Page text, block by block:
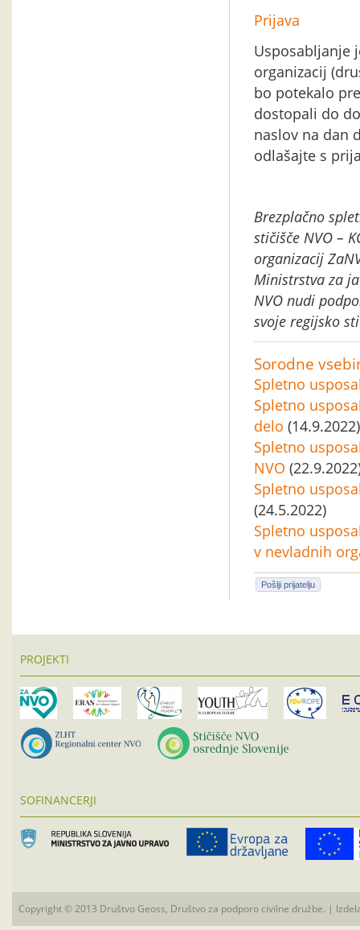
Prijava
Usposabljanje
organizacij
bo potekalo
dostopali do
naslov na dan
odlašajte s
Brezplačno
stičišče NVO –
organizacij
Ministrstva za
NVO nudi
svoje regijsko
Sorodne
Spletno
Spletno
delo (14.9.2022)
Spletno
NVO
Spletno
(24.5.2022)
Spletno
v nevladnih
Pošlji prijatelju
PROJEKTI
SOFINANCERJI
Copyright © 2013 Društvo Geoss, Društvo za podporo civilne družbe. |